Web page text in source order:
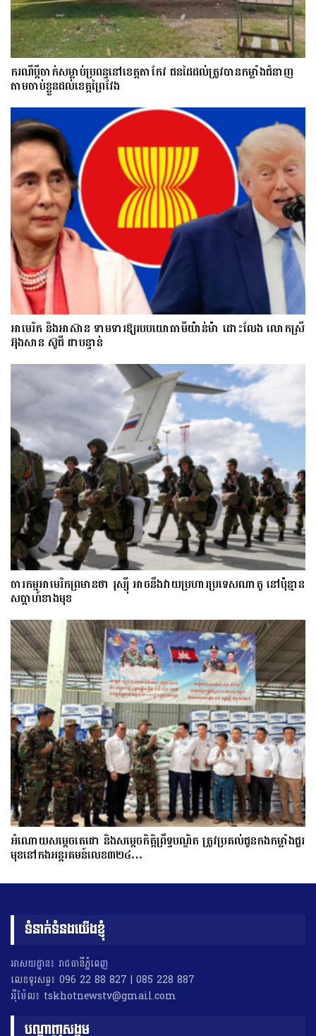
ករណីប្ដីចាក់សម្លាប់ប្រពន្ធនៅខេត្តតាកែវ ជនដៃដល់ត្រូវបានកម្លាំងជំនាញ
តាមចាប់ខ្លួនដល់ខេត្តព្រៃវែង
អាមេរិក និងអាស៊ាន ទាមទារឱ្យ​របបយោធាមីយ៉ាន់ម៉ា​ ដោះ​លែង​ លោកស្រី
អ៊ុងសាន ស៊ូជី ជា​បន្ទាន់
ចារកម្ម​អាមេរិក​ព្រមាន​ថា​ រុស្ស៊ី​ អាចនឹងវាយប្រហារប្រទេស​​ណា​តូ ​នៅ​ប៉ុន្មាន​
សប្តាហ៍​​ខាង​មុខ​​
អំណោយសម្តេចតេជោ និងសម្តេចកិត្តិព្រឹទ្ធបណ្ឌិត ត្រូវប្រគល់ជូនកងកម្លាំងជួរ
មុខនៅកងអន្តរគមន៍លេខ៣២៤…
ទំនាក់ទំនងយើងខ្ញុំ
អាសយដ្ឋាន៖ រាជធានីភ្នំពេញ
លេខទូរសព្ទ៖ 096 22 88 827 | 085 228 887
អុីម៉ែល៖ tskhotnewstv@gmail.com
បណ្តាញសង្គម